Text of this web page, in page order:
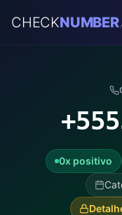
CHECKNUMBER
0x positivo